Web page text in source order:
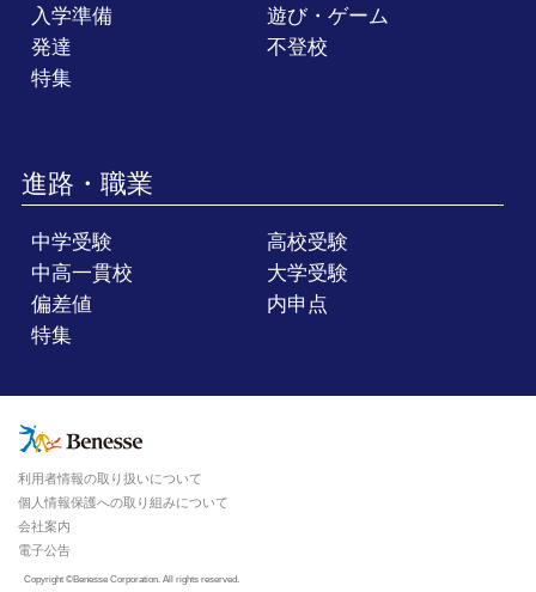
入学準備
遊び・ゲーム
発達
不登校
特集
進路・職業
中学受験
高校受験
中高一貫校
大学受験
偏差値
内申点
特集
Copyright ©Benesse Corporation. All rights reserved.
利用者情報の取り扱いについて
個人情報保護への取り組みについて
会社案内
電子公告